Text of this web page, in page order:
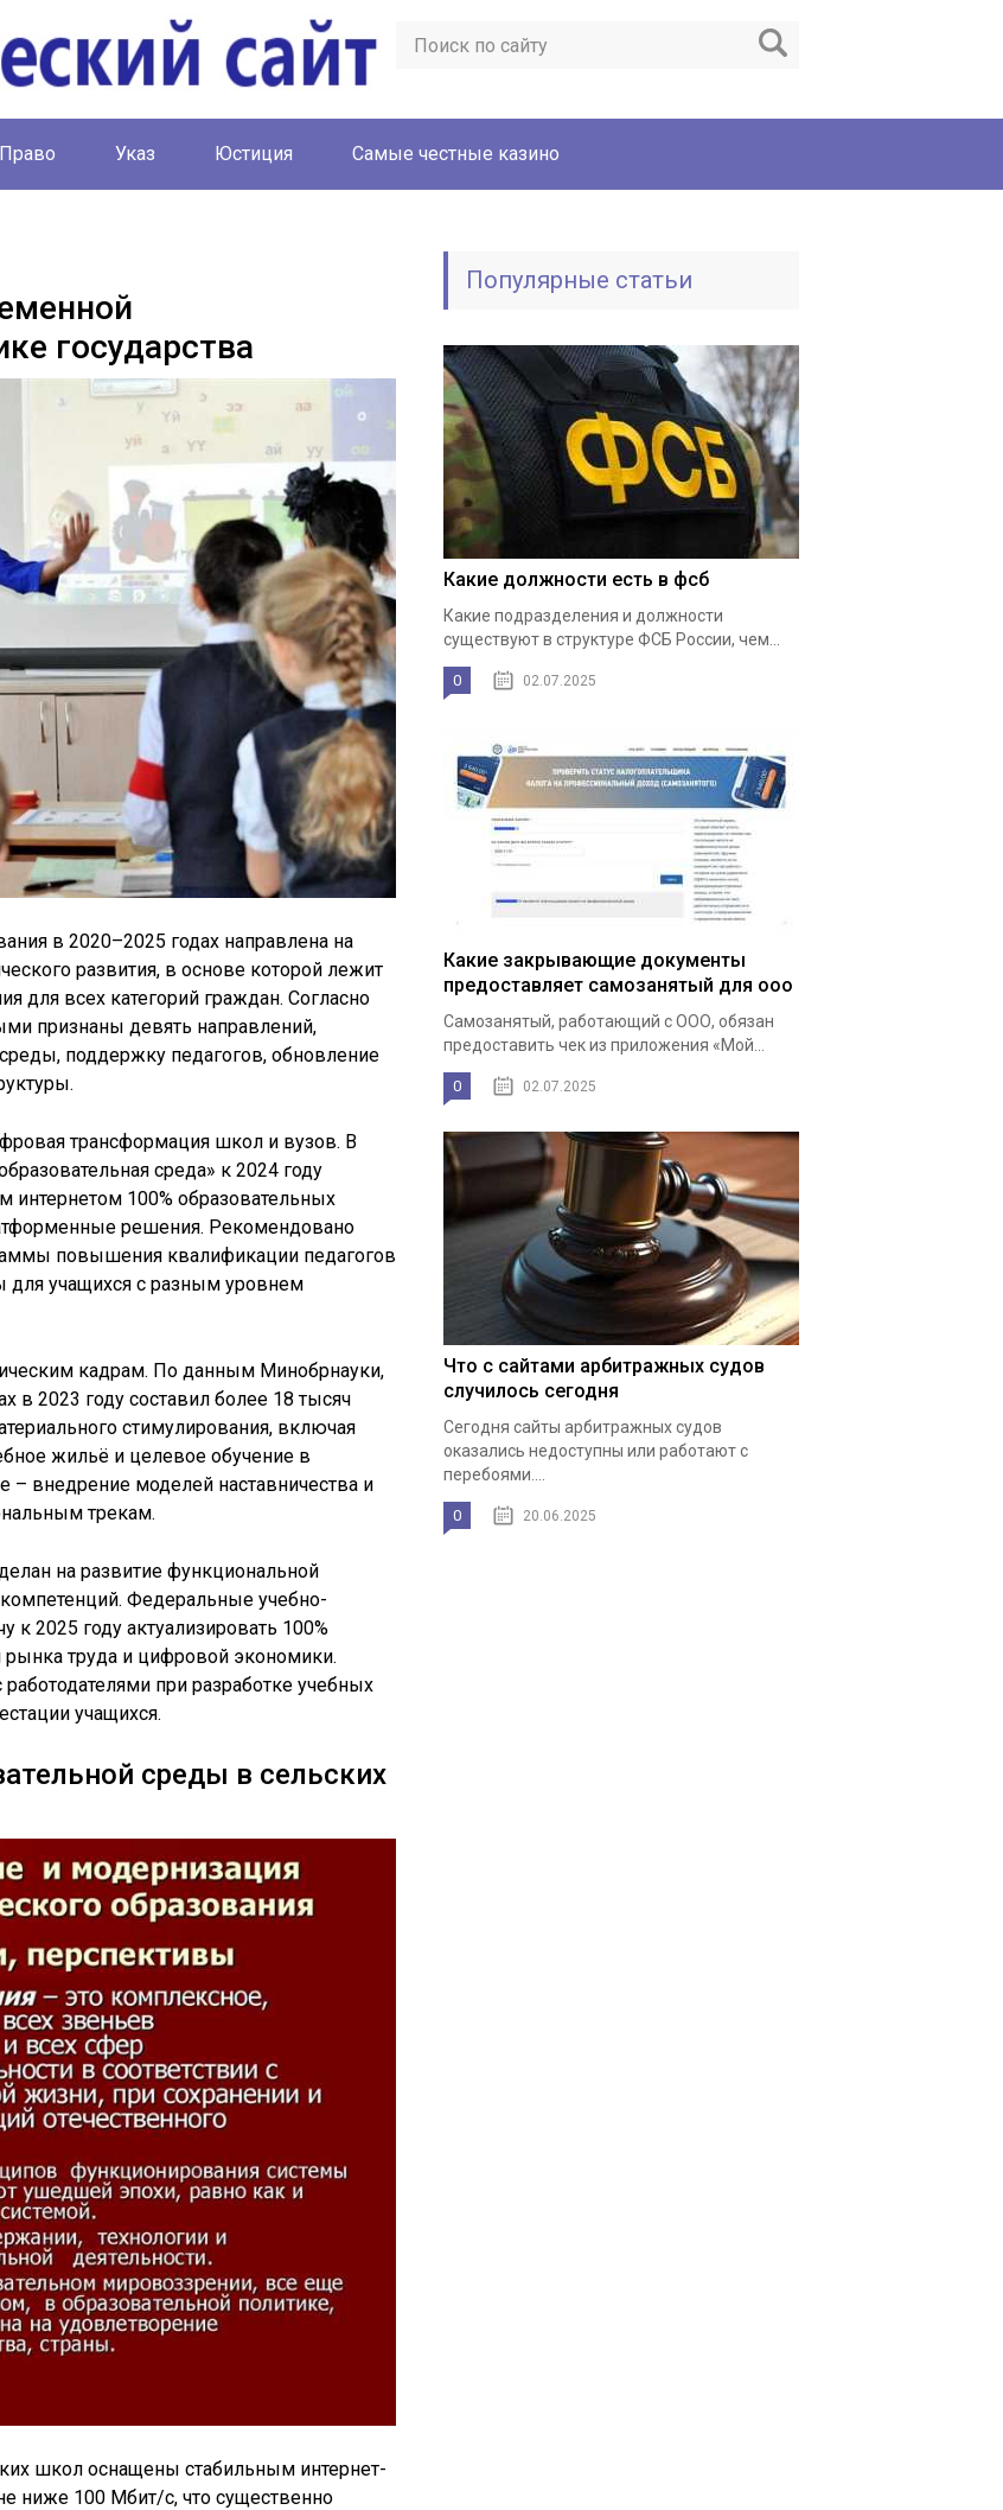
Право Указ Юстиция Cамые честные казино
государства
в 2020–2025 годах направлена на
развития, в основе которой лежит
для всех категорий граждан. Согласно
признаны девять направлений,
поддержку педагогов, обновление
трансформация школ и вузов. В
среда» к 2024 году
интернетом 100% образовательных
решения. Рекомендовано
повышения квалификации педагогов
для учащихся с разным уровнем
кадрам. По данным Минобрнауки,
в 2023 году составил более 18 тысяч
стимулирования, включая
жильё и целевое обучение в
– внедрение моделей наставничества и
трекам.
на развитие функциональной
Федеральные учебно-
к 2025 году актуализировать 100%
труда и цифровой экономики.
при разработке учебных
учащихся.
среды в сельских
школ оснащены стабильным интернет-
ниже 100 Мбит/с, что существенно
Популярные статьи
Какие должности есть в фсб
Какие подразделения и должности
существуют в структуре ФСБ России, чем...
0 02.07.2025
Какие закрывающие документы
предоставляет самозанятый для ооо
Самозанятый, работающий с ООО, обязан
предоставить чек из приложения «Мой...
0 02.07.2025
Что с сайтами арбитражных судов
случилось сегодня
Сегодня сайты арбитражных судов
оказались недоступны или работают с
перебоями....
0 20.06.2025